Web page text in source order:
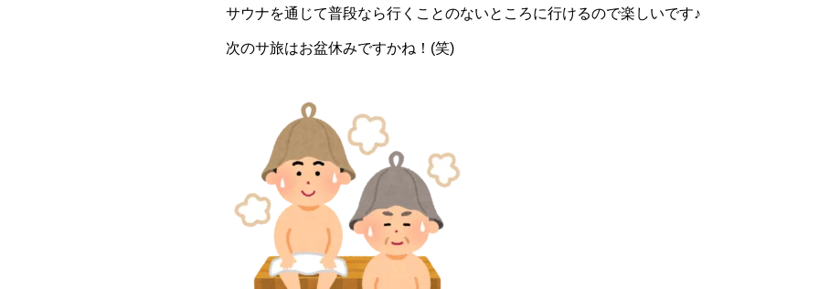
サウナを通じて普段なら行くことのないところに行けるので楽しいです♪
次のサ旅はお盆休みですかね！(笑)